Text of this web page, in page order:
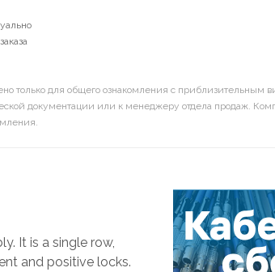
только для общего ознакомления с приблизительным
документации или к менеджеру отдела продаж.
It is a single row,
and positive locks.